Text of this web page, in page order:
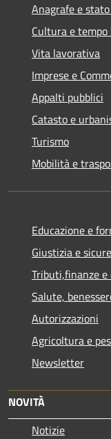
Anagrafe e
Cultura e
Vita lavorativa
Imprese e
Appalti pubblici
Catasto e
Turismo
Mobilità e
Educazione e
Giustizia e
Tributi,finanze
Salute,
Autorizzazioni
Agricoltura e
Newsletter
NOVITÀ
Notizie